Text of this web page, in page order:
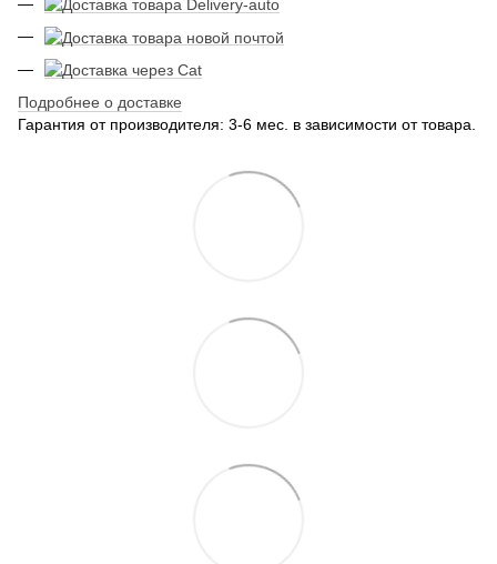
Подробнее о доставке
Гарантия от производителя: 3-6 мес. в зависимости от товара.